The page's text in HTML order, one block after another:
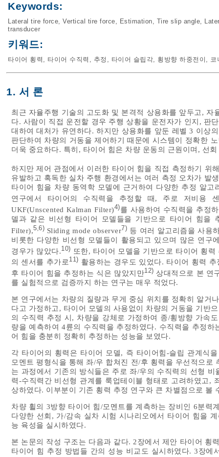
Keywords:
Lateral tire force, Vertical tire force, Estimation, Tire slip angle,
transducer
키워드:
타이어 횡력 , 타이어 수직력 , 추정 , 타이어 슬립각, 횡방향 하중전이 , 코
1. 서 론
최근 자율주행 기술의 고도화 및 본격적 상용화를 앞두고,
다. 사람이 직접 운전할 경우 주행 상황을 운전자가 인지, 판
대하여 대처가 유연하다. 하지만 상용화를 앞둔 레벨 3 이상
판단하여 차량의 거동을 제어하기 때문에 시스템이 정확한
더욱 중요하다. 특히, 타이어 힘은 차량 운동의 근원이며, 선
하지만 제어 관점에서 이러한 타이어 힘을 직접 측정하기 위
유발하고 혹독한 실차 주행 환경에서는 여러 측정 오차가 발
타이어 힘을 차량 동역학 모델에 근거하여 다양한 추정 알
연구에서 타이어의 수직력을 추정할 때, 주로 저비용
UKF(Unscented Kalman Filter)4)를 사용하여 수직력을 추정
델과 같은 비선형 타이어 모델들을 기반으로 타이어 힘을
Filter),5 6) Sliding mode observer7) 등 여러 알고리즘을 사용
비롯한 다양한 비선형 모델들이 활용되고 있으며 많은 연구
경우가 많았다.10) 또한, 타이어 모델을 기반으로 타이어 횡
의 센서를 추가로11) 활용하는 경우도 있었다. 타이어 횡력
후 타이어 힘을 추정하는 식은 많았지만12) 상대적으로 본 연
를 실험적으로 검증까지 하는 연구는 매우 적었다.
본 연구에서는 차량의 질량과 무게 중심 위치를 정확히 알거
다고 가정하고, 타이어 모델의 사용없이 차량의 거동을 기반
의 수직력 추정 시, 차량을 강체로 가정하여 종/횡방향 가속
량을 예측하여 4륜의 수직력을 추정하였다. 수직력을 추정
어 힘을 충분히 정확히 추정하는 성능을 보였다.
각 타이어의 횡력은 타이어 모델, 즉 타이어힘-슬립 관계식
모멘트 평형식을 통해 좌/우 합쳐진 전/후 횡력을 우선적으
는 과정에서 기존의 방식들은 주로 좌/우의 수직력의 선형
력-수직력간 비선형 관계를 룩업테이블 형태로 고려하였고,
상하였다. 이부분이 기존 횡력 추정 연구와 큰 차별점으로 볼
차량 휠의 3방향 타이어 힘/모멘트를 계측하는 장비인 6분력
다양한 선회, 가/감속 실차 시험 시나리오에서 타이어 힘을
능 육성을 실시하였다.
본 논문의 작성 구조는 다음과 같다. 2장에서 제안 타이어 횡
타이어 힘 추정 방법들 간의 성능 비교도 실시하였다. 3장